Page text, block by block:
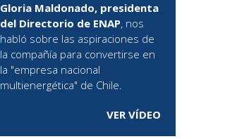
Gloria Maldonado, presidenta
del Directorio de ENAP, nos
habló sobre las aspiraciones de
la compañía para convertirse en
la "empresa nacional
multienergética" de Chile.
VER VÍDEO